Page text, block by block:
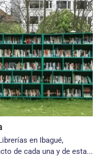
en Ibagué,
de cada una y de esta...